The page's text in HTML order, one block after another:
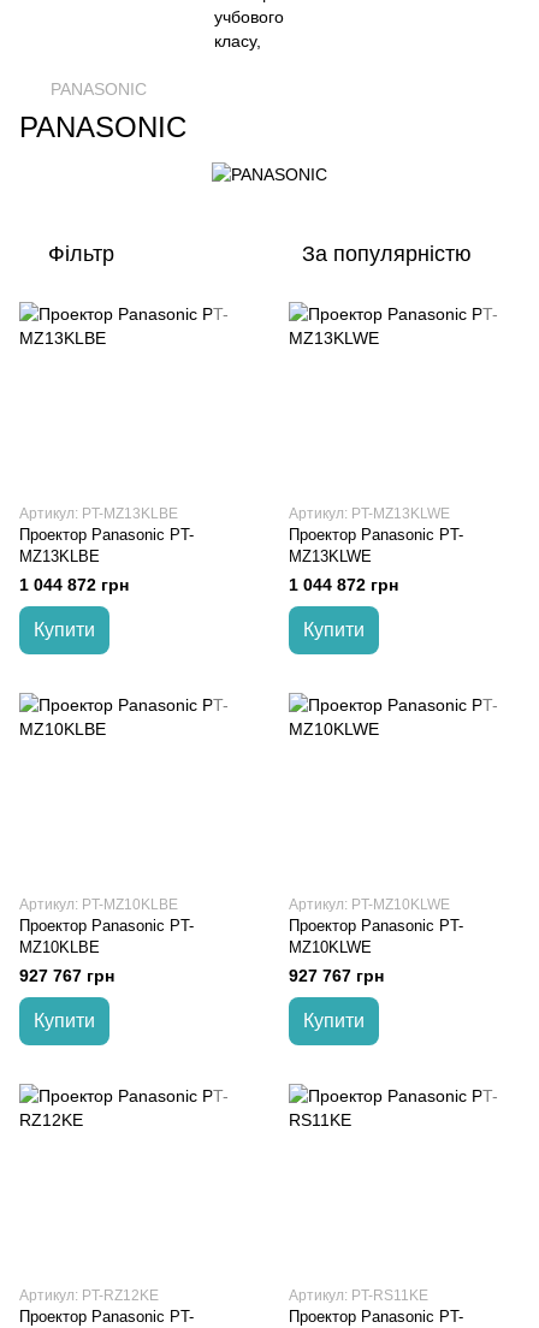
PANASONIC
PANASONIC
Фільтр За популярністю
Артикул: PT-MZ13KLBE
Проектор Panasonic PT-
MZ13KLBE
1 044 872 грн
Купити
Артикул: PT-MZ13KLWE
Проектор Panasonic PT-
MZ13KLWE
1 044 872 грн
Купити
Артикул: PT-MZ10KLBE
Проектор Panasonic PT-
MZ10KLBE
927 767 грн
Купити
Артикул: PT-MZ10KLWE
Проектор Panasonic PT-
MZ10KLWE
927 767 грн
Купити
Артикул: PT-RZ12KE
Проектор Panasonic PT-
Артикул: PT-RS11KE
Проектор Panasonic PT-